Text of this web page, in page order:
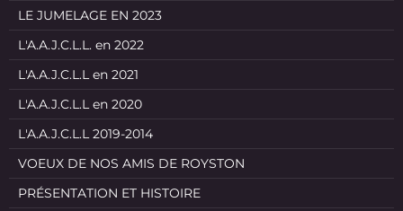
LE JUMELAGE EN 2023
L'A.A.J.C.L.L. en 2022
L'A.A.J.C.L.L en 2021
L'A.A.J.C.L.L en 2020
L'A.A.J.C.L.L 2019-2014
VOEUX DE NOS AMIS DE ROYSTON
PRÉSENTATION ET HISTOIRE